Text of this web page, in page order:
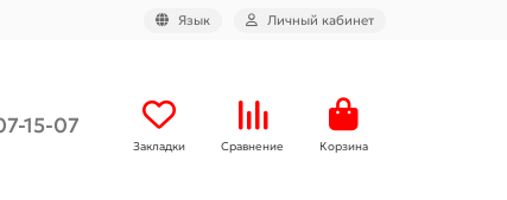
Язык Личный кабинет
15-07
Закладки Сравнение Корзина